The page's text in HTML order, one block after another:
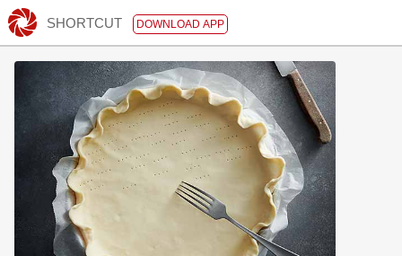
SHORTCUT DOWNLOAD APP